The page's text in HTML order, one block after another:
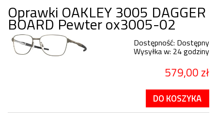
Oprawki OAKLEY 3005 DAGGER
BOARD Pewter ox3005-02
Dostępność: Dostępny
Wysyłka w: 24 godziny
579,00 zł
DO KOSZYKA